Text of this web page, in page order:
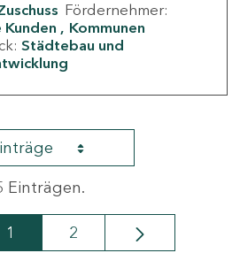
Fördernehmer:
Kommunen
Städtebau und
Einträgen.
Seite
1 Seite
2